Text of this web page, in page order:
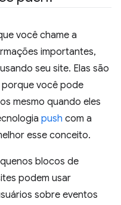
você chame a
importantes,
seu site. Elas são
porque você pode
mesmo quando eles
push com a
esse conceito.
blocos de
podem usar
sobre eventos